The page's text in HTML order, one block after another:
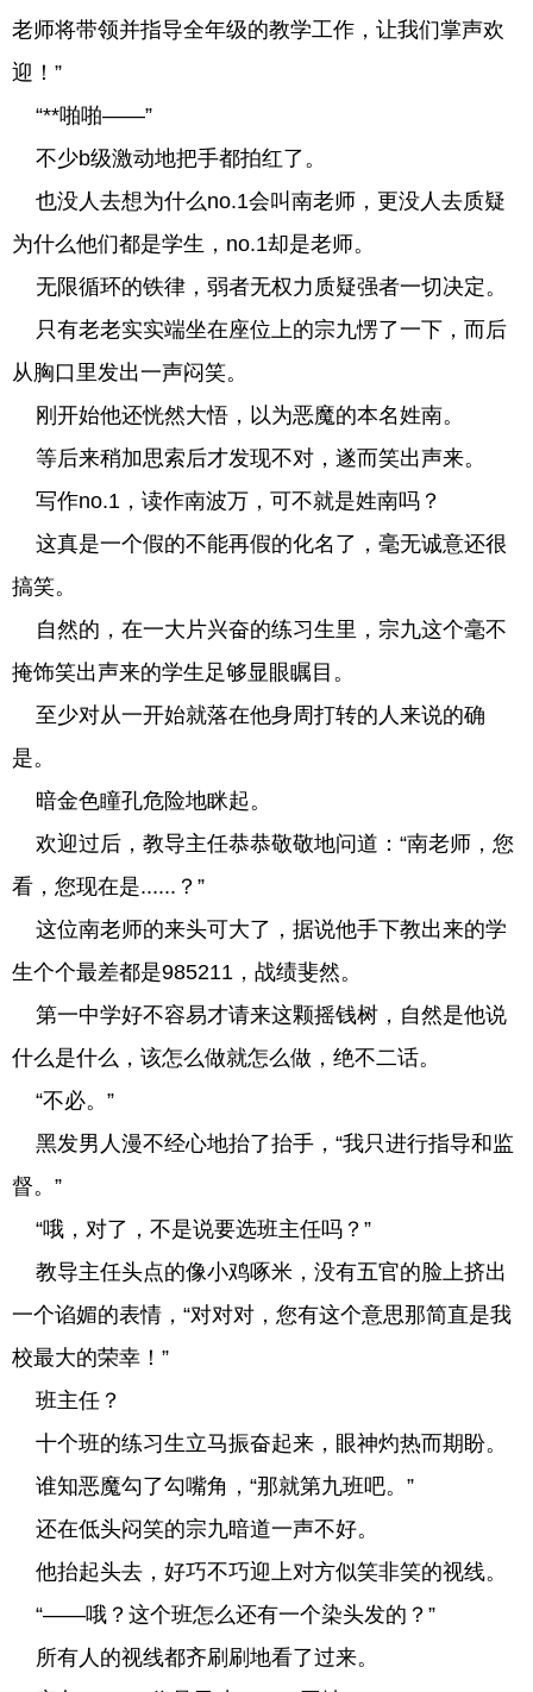
老师将带领并指导全年级的教学工作，让我们掌声欢
迎！”
“**啪啪——”
不少b级激动地把手都拍红了。
也没人去想为什么no.1会叫南老师，更没人去质疑
为什么他们都是学生，no.1却是老师。
无限循环的铁律，弱者无权力质疑强者一切决定。
只有老老实实端坐在座位上的宗九愣了一下，而后
从胸口里发出一声闷笑。
刚开始他还恍然大悟，以为恶魔的本名姓南。
等后来稍加思索后才发现不对，遂而笑出声来。
写作no.1，读作南波万，可不就是姓南吗？
这真是一个假的不能再假的化名了，毫无诚意还很
搞笑。
自然的，在一大片兴奋的练习生里，宗九这个毫不
掩饰笑出声来的学生足够显眼瞩目。
至少对从一开始就落在他身周打转的人来说的确
是。
暗金色瞳孔危险地眯起。
欢迎过后，教导主任恭恭敬敬地问道：“南老师，您
看，您现在是......？”
这位南老师的来头可大了，据说他手下教出来的学
生个个最差都是985211，战绩斐然。
第一中学好不容易才请来这颗摇钱树，自然是他说
什么是什么，该怎么做就怎么做，绝不二话。
“不必。”
黑发男人漫不经心地抬了抬手，“我只进行指导和监
督。”
“哦，对了，不是说要选班主任吗？”
教导主任头点的像小鸡啄米，没有五官的脸上挤出
一个谄媚的表情，“对对对，您有这个意思那简直是我
校最大的荣幸！”
班主任？
十个班的练习生立马振奋起来，眼神灼热而期盼。
谁知恶魔勾了勾嘴角，“那就第九班吧。”
还在低头闷笑的宗九暗道一声不好。
他抬起头去，好巧不巧迎上对方似笑非笑的视线。
“——哦？这个班怎么还有一个染头发的？”
所有人的视线都齐刷刷地看了过来。